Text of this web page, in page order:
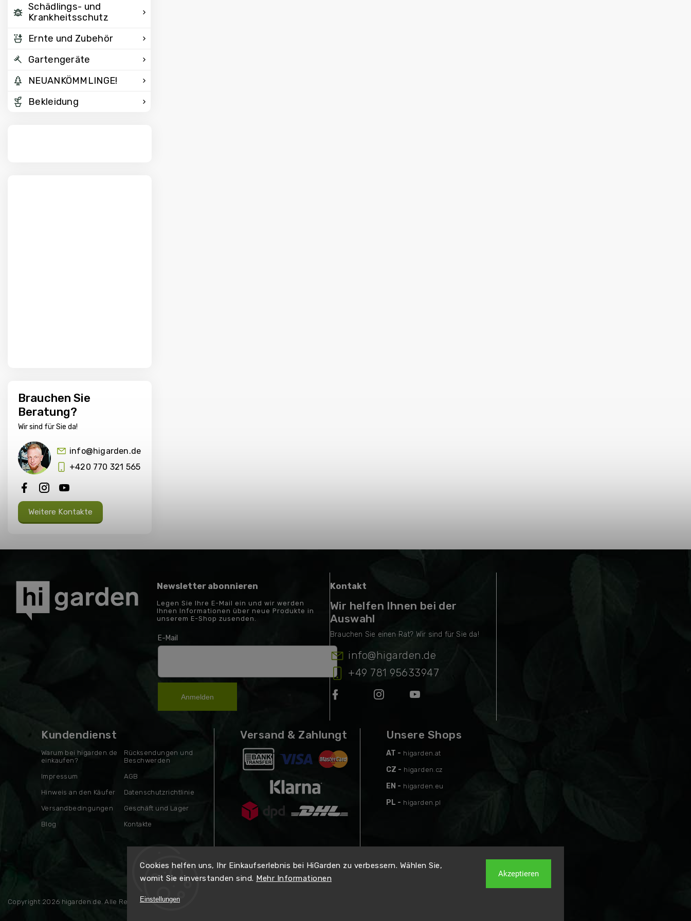
Cookies helfen uns, Ihr Einkaufserlebnis bei HiGarden zu verbessern. Wählen Sie,
womit Sie einverstanden sind. Mehr Informationen
Einstellungen
Akzeptieren
Schädlings- und
Krankheitsschutz
Ernte und Zubehör
Gartengeräte
NEUANKÖMMLINGE!
Bekleidung
Brauchen Sie
Beratung?
Wir sind für Sie da!
info@higarden.de
+420 770 321 565
Weitere Kontakte
Newsletter abonnieren
Legen Sie Ihre E-Mail ein und wir werden
Ihnen Informationen über neue Produkte in
unserem E-Shop zusenden.
E-Mail
Anmelden
Kontakt
Wir helfen Ihnen bei der
Auswahl
info@higarden.de
+49 781 95633947
Kundendienst
Warum bei higarden.de
einkaufen?
Rücksendungen und
Beschwerden
Impressum AGB
Hinweis an den Käufer Datenschutzrichtlinie
Versandbedingungen Geschäft und Lager
Blog Kontakte
Versand & Zahlungt Unsere Shops
AT - higarden.at
CZ - higarden.cz
EN - higarden.eu
PL - higarden.pl
Copyright 2026 higarden.de . Alle Rechte vorbehalten.